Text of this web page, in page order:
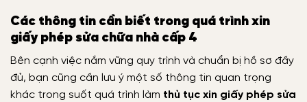
Các thông tin cần biết trong quá trình xin
giấy phép sửa chữa nhà cấp 4
Bên cạnh việc nắm vững quy trình và chuẩn bị hồ sơ đầy
đủ, bạn cũng cần lưu ý một số thông tin quan trọng
khác trong suốt quá trình làm thủ tục xin giấy phép sửa